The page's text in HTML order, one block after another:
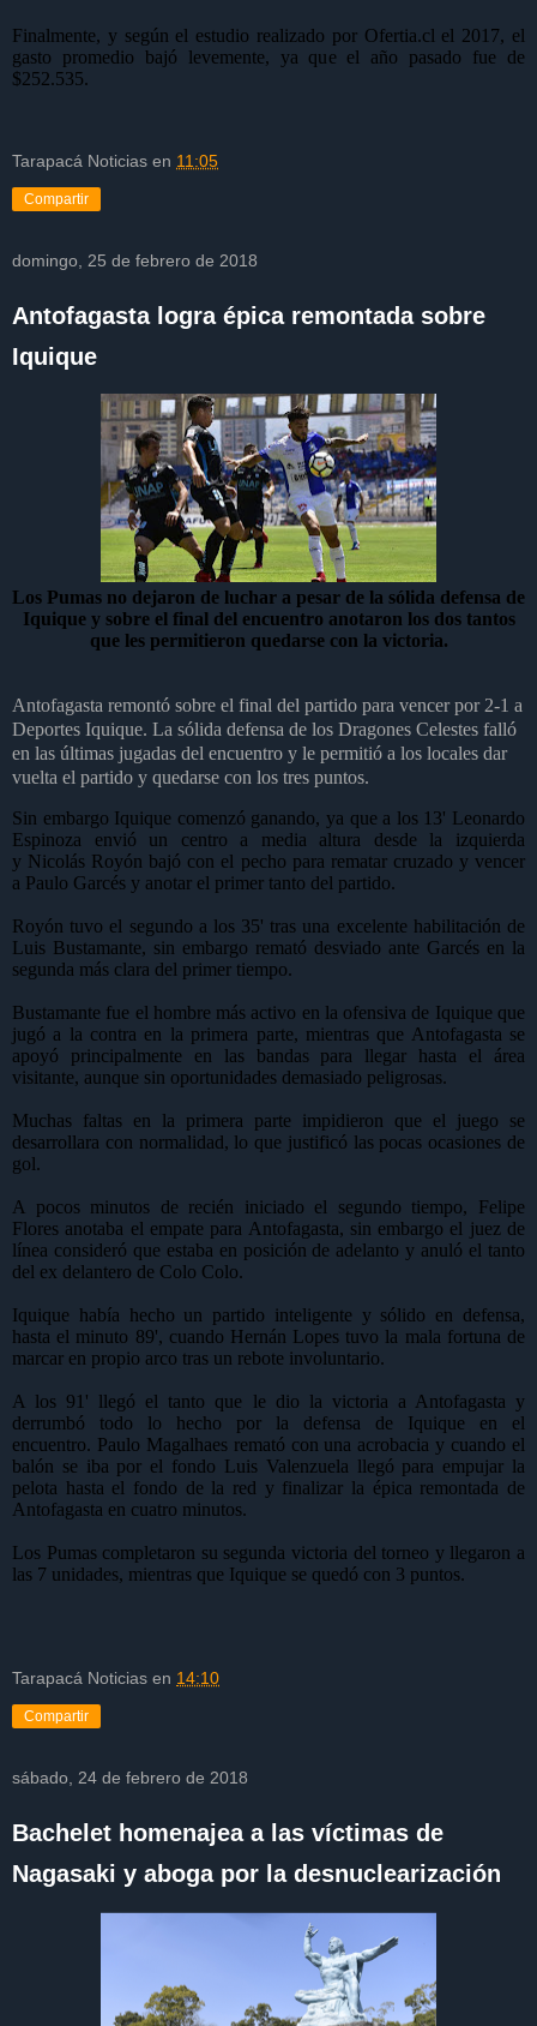
Finalmente, y según el estudio realizado por Ofertia.cl el 2017, el
gasto promedio bajó levemente, ya que el año pasado fue de
$252.535.
Tarapacá Noticias en 11:05
Compartir
domingo, 25 de febrero de 2018
Antofagasta logra épica remontada sobre
Iquique
Los Pumas no dejaron de luchar a pesar de la sólida defensa de
Iquique y sobre el final del encuentro anotaron los dos tantos
que les permitieron quedarse con la victoria.
Antofagasta remontó sobre el final del partido para vencer por 2-1 a
Deportes Iquique. La sólida defensa de los Dragones Celestes falló
en las últimas jugadas del encuentro y le permitió a los locales dar
vuelta el partido y quedarse con los tres puntos.
Sin embargo Iquique comenzó ganando, ya que a los 13' Leonardo
Espinoza envió un centro a media altura desde la izquierda
y Nicolás Royón bajó con el pecho para rematar cruzado y vencer
a Paulo Garcés y anotar el primer tanto del partido.
Royón tuvo el segundo a los 35' tras una excelente habilitación de
Luis Bustamante, sin embargo remató desviado ante Garcés en la
segunda más clara del primer tiempo.
Bustamante fue el hombre más activo en la ofensiva de Iquique que
jugó a la contra en la primera parte, mientras que Antofagasta se
apoyó principalmente en las bandas para llegar hasta el área
visitante, aunque sin oportunidades demasiado peligrosas.
Muchas faltas en la primera parte impidieron que el juego se
desarrollara con normalidad, lo que justificó las pocas ocasiones de
gol.
A pocos minutos de recién iniciado el segundo tiempo, Felipe
Flores anotaba el empate para Antofagasta, sin embargo el juez de
línea consideró que estaba en posición de adelanto y anuló el tanto
del ex delantero de Colo Colo.
Iquique había hecho un partido inteligente y sólido en defensa,
hasta el minuto 89', cuando Hernán Lopes tuvo la mala fortuna de
marcar en propio arco tras un rebote involuntario.
A los 91' llegó el tanto que le dio la victoria a Antofagasta y
derrumbó todo lo hecho por la defensa de Iquique en el
encuentro. Paulo Magalhaesremató con una acrobacia y cuando el
balón se iba por el fondo Luis Valenzuela llegó para empujar la
pelota hasta el fondo de la red y finalizar la épica remontada de
Antofagasta en cuatro minutos.
Los Pumas completaron su segunda victoria del torneo y llegaron a
las 7 unidades, mientras que Iquique se quedó con 3 puntos.
Tarapacá Noticias en 14:10
Compartir
sábado, 24 de febrero de 2018
Bachelet homenajea a las víctimas de
Nagasaki y aboga por la desnuclearización